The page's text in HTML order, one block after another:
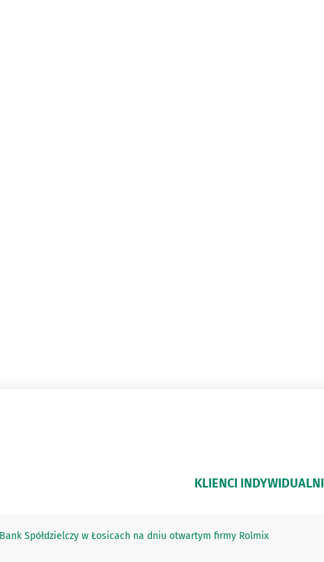
KLIENCI INDYWIDUALNI
Spółdzielczy w Łosicach na dniu otwartym firmy Rolmix